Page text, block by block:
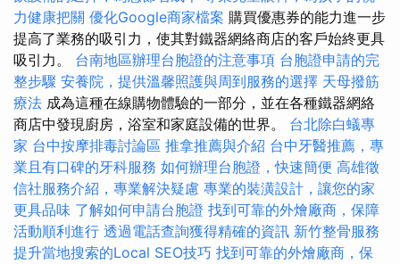
力健康把關 優化Google商家檔案 購買優惠券的能力進一步
提高了業務的吸引力，使其對鐵器網絡商店的客戶始終更具
吸引力。 台南地區辦理台胞證的注意事項 台胞證申請的完
整步驟 安養院，提供溫馨照護與周到服務的選擇 天母撥筋
療法 成為這種在線購物體驗的一部分，並在各種鐵器網絡
商店中發現廚房，浴室和家庭設備的世界。 台北除白蟻專
家 台中按摩排毒討論區 推拿推薦與介紹 台中牙醫推薦，專
業且有口碑的牙科服務 如何辦理台胞證，快速簡便 高雄徵
信社服務介紹，專業解決疑慮 專業的裝潢設計，讓您的家
更具品味 了解如何申請台胞證 找到可靠的外燴廠商，保障
活動順利進行 透過電話查詢獲得精確的資訊 新竹整骨服務
提升當地搜索的Local SEO技巧 找到可靠的外燴廠商，保